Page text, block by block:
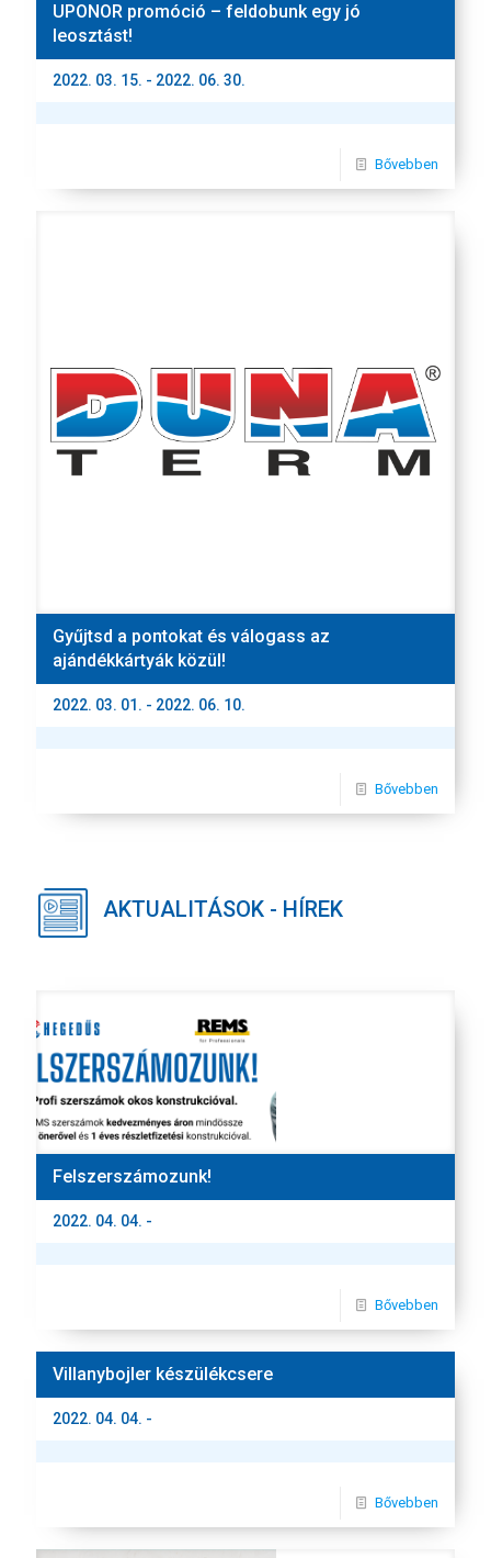
UPONOR promóció – feldobunk egy jó
leosztást!
2022. 03. 15. - 2022. 06. 30.
Bővebben
Gyűjtsd a pontokat és válogass az
ajándékkártyák közül!
2022. 03. 01. - 2022. 06. 10.
Bővebben
AKTUALITÁSOK - HÍREK
Felszerszámozunk!
2022. 04. 04. -
Bővebben
Villanybojler készülékcsere
2022. 04. 04. -
Bővebben